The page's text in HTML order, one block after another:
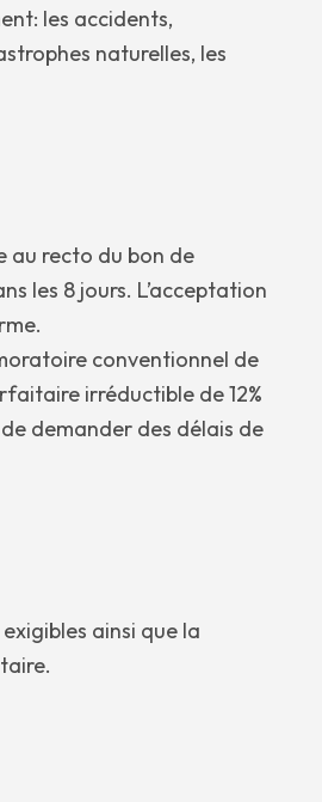
les accidents,
naturelles, les
au recto du bon de
les 8 jours. L’acceptation
conventionnel de
irréductible de 12%
demander des délais de
ainsi que la